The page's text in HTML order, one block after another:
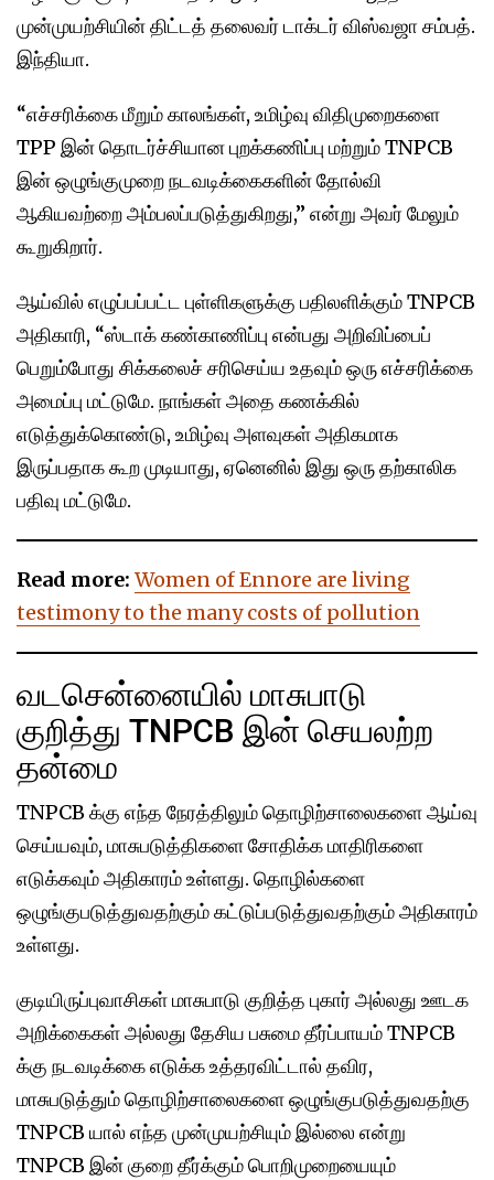
முன்முயற்சியின் திட்டத் தலைவர் டாக்டர் விஸ்வஜா சம்பத்.
இந்தியா.
“எச்சரிக்கை மீறும் காலங்கள், உமிழ்வு விதிமுறைகளை
TPP இன் தொடர்ச்சியான புறக்கணிப்பு மற்றும் TNPCB
இன் ஒழுங்குமுறை நடவடிக்கைகளின் தோல்வி
ஆகியவற்றை அம்பலப்படுத்துகிறது,” என்று அவர் மேலும்
கூறுகிறார்.
ஆய்வில் எழுப்பப்பட்ட புள்ளிகளுக்கு பதிலளிக்கும் TNPCB
அதிகாரி, “ஸ்டாக் கண்காணிப்பு என்பது அறிவிப்பைப்
பெறும்போது சிக்கலைச் சரிசெய்ய உதவும் ஒரு எச்சரிக்கை
அமைப்பு மட்டுமே. நாங்கள் அதை கணக்கில்
எடுத்துக்கொண்டு, உமிழ்வு அளவுகள் அதிகமாக
இருப்பதாக கூற முடியாது, ஏனெனில் இது ஒரு தற்காலிக
பதிவு மட்டுமே.
Read more: Women of Ennore are living
testimony to the many costs of pollution
வடசென்னையில் மாசுபாடு
குறித்து TNPCB இன் செயலற்ற
தன்மை
TNPCB க்கு எந்த நேரத்திலும் தொழிற்சாலைகளை ஆய்வு
செய்யவும், மாசுபடுத்திகளை சோதிக்க மாதிரிகளை
எடுக்கவும் அதிகாரம் உள்ளது. தொழில்களை
ஒழுங்குபடுத்துவதற்கும் கட்டுப்படுத்துவதற்கும் அதிகாரம்
உள்ளது.
குடியிருப்புவாசிகள் மாசுபாடு குறித்த புகார் அல்லது ஊடக
அறிக்கைகள் அல்லது தேசிய பசுமை தீர்ப்பாயம் TNPCB
க்கு நடவடிக்கை எடுக்க உத்தரவிட்டால் தவிர,
மாசுபடுத்தும் தொழிற்சாலைகளை ஒழுங்குபடுத்துவதற்கு
TNPCB யால் எந்த முன்முயற்சியும் இல்லை என்று
TNPCB இன் குறை தீர்க்கும் பொறிமுறையையும்